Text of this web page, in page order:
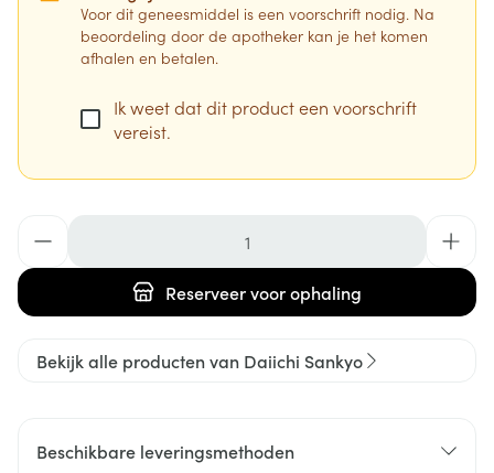
Voor dit geneesmiddel is een voorschrift nodig. Na
beoordeling door de apotheker kan je het komen
afhalen en betalen.
Ik weet dat dit product een voorschrift
vereist.
Reserveervoor ophaling
Bekijk alle producten van Daiichi Sankyo
Beschikbare leveringsmethoden